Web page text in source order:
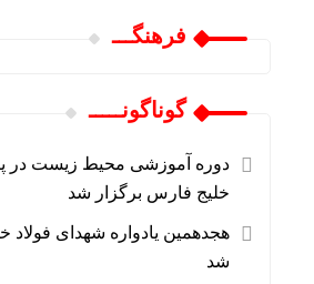
فرهنگـــ
گوناگونـــــ
دوره آموزشی محیط‌ زیست در
خلیج‌ فارس برگزار شد
هجدهمین یادواره شهدای فولاد
شد